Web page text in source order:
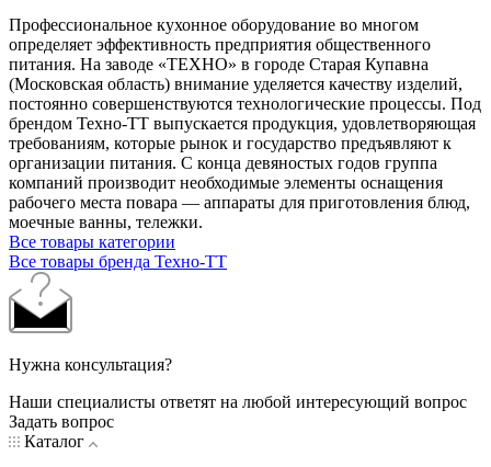
Профессиональное кухонное оборудование во многом
определяет эффективность предприятия общественного
питания. На заводе «ТЕХНО» в городе Старая Купавна
(Московская область) внимание уделяется качеству изделий,
постоянно совершенствуются технологические процессы. Под
брендом Техно-ТТ выпускается продукция, удовлетворяющая
требованиям, которые рынок и государство предъявляют к
организации питания. С конца девяностых годов группа
компаний производит необходимые элементы оснащения
рабочего места повара — аппараты для приготовления блюд,
моечные ванны, тележки.
Все товары категории
Все товары бренда Техно-ТТ
Нужна консультация?
Наши специалисты ответят на любой интересующий вопрос
Задать вопрос
Каталог